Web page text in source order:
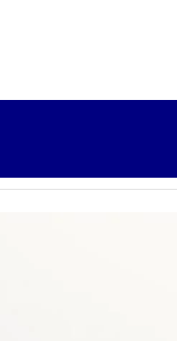
ΠΡΟΠΕΛΑ ΙΝΟΧ